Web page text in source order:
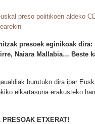
preso politikoen aldeko
presoek eginikoak
Naiara Mallabia… Beste
burutuko dira ipar
elkartasuna erakusteko
PRESOAK ETXERAT!